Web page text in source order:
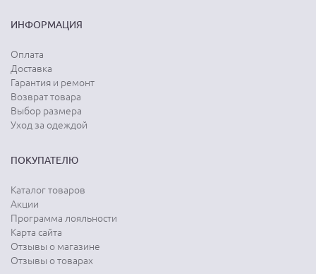
ИНФОРМАЦИЯ
Оплата
Доставка
Гарантия и ремонт
Возврат товара
Выбор размера
Уход за одеждой
ПОКУПАТЕЛЮ
Каталог товаров
Акции
Программа лояльности
Карта сайта
Отзывы о магазине
Отзывы о товарах